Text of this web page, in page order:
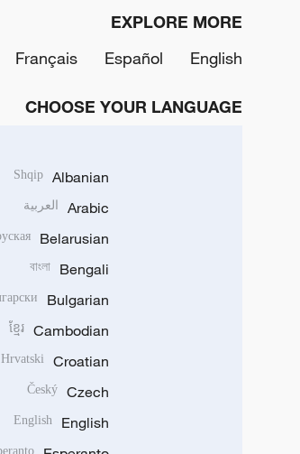
EXPLORE MORE
English
Español
Français
CHOOSE YOUR LANGUAGE
Albanian
Shqip
Arabic العربية
Belarusian
Bengali
বাংলা
Bulgarian
Cambodian
ខ្មែរ
Croatian
Hrvatski
Czech
Český
English
English